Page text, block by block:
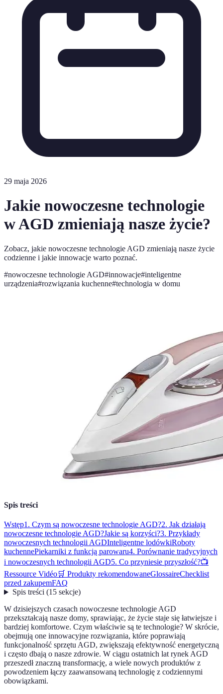
29 maja 2026
Jakie nowoczesne technologie
w AGD zmieniają nasze życie?
Zobacz, jakie nowoczesne technologie AGD zmieniają nasze życie
codzienne i jakie innowacje warto poznać.
#nowoczesne technologie AGD#innowacje#inteligentne
urządzenia#rozwiązania kuchenne#technologia w domu
Spis treści
Wstęp1. Czym są nowoczesne technologie AGD?2. Jak działają
nowoczesne technologie AGD?Jakie są korzyści?3. Przykłady
nowoczesnych technologii AGDInteligentne lodówkiRoboty
kuchennePiekarniki z funkcją parowaru4. Porównanie tradycyjnych
i nowoczesnych technologii AGD5. Co przyniesie przyszłość?📺
Ressource Vidéo🛒 Produkty rekomendowaneGlossaireChecklist
przed zakupemFAQ
Spis treści(15 sekcje)
W dzisiejszych czasach nowoczesne technologie AGD
przekształcają nasze domy, sprawiając, że życie staje się łatwiejsze i
bardziej komfortowe. Czym właściwie są te technologie? W skrócie,
obejmują one innowacyjne rozwiązania, które poprawiają
funkcjonalność sprzętu AGD, zwiększają efektywność energetyczną
i często dbają o nasze zdrowie. W ciągu ostatnich lat rynek AGD
przeszedł znaczną transformację, a wiele nowych produktów z
powodzeniem łączy zaawansowaną technologię z codziennymi
obowiązkami.